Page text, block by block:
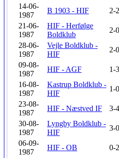
14-06-
1987
B 1903 - HIF 2-2
21-06-
1987
HIF - Herfølge
Boldklub
2-0
28-06-
1987
Vejle Boldklub -
HIF
2-0
09-08-
1987
HIF - AGF 1-3
16-08-
1987
Kastrup Boldklub -
HIF
1-0
23-08-
1987
HIF - Næstved IF 3-4
30-08-
1987
Lyngby Boldklub -
HIF
3-0
06-09-
1987
HIF - OB 0-2